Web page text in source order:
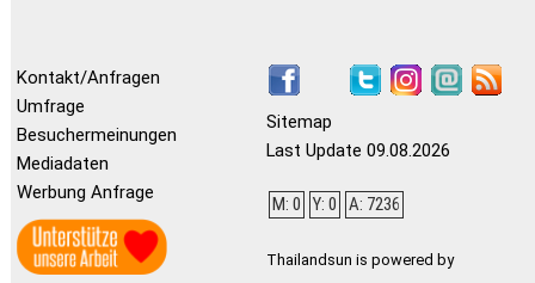
Kontakt/Anfragen
Umfrage
Besuchermeinungen
Mediadaten
Werbung Anfrage
Sitemap
Last Update 09.08.2026
M: 0 Y: 0 A: 7236
Thailandsun is powered by